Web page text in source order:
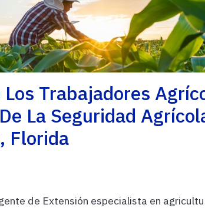
Trabajadores
La Seguridad
Florida
de Extensión especialista en